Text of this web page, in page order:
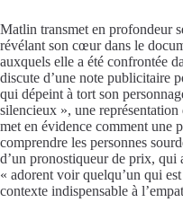
Matlin transmet en profondeur
révélant son cœur dans le
auxquels elle a été confrontée
discute d’une note publicitaire
qui dépeint à tort son
silencieux », une
met en évidence comment une
comprendre les personnes
d’un pronostiqueur de prix, qui
« adorent voir quelqu’un qui
contexte indispensable à